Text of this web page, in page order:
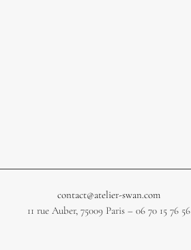
contact@atelier-swan.com
11 rue Auber, 75009 Paris – 06 70 15 76 56